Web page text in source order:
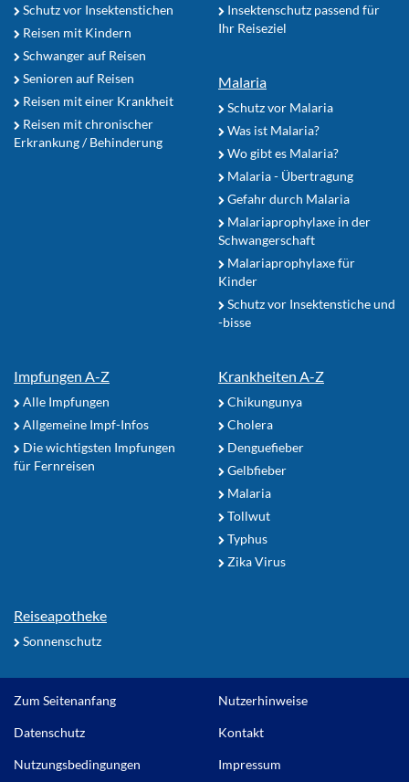
Schutz vor Insektenstichen
Reisen mit Kindern
Schwanger auf Reisen
Senioren auf Reisen
Reisen mit einer Krankheit
Reisen mit chronischer
Erkrankung / Behinderung
Insektenschutz passend für
Ihr Reiseziel
Malaria
Schutz vor Malaria
Was ist Malaria?
Wo gibt es Malaria?
Malaria - Übertragung
Gefahr durch Malaria
Malariaprophylaxe in der
Schwangerschaft
Malariaprophylaxe für
Kinder
Schutz vor Insektenstiche und
-bisse
Impfungen A-Z
Alle Impfungen
Allgemeine Impf-Infos
Die wichtigsten Impfungen
für Fernreisen
Krankheiten A-Z
Chikungunya
Cholera
Denguefieber
Gelbfieber
Malaria
Tollwut
Typhus
Zika Virus
Reiseapotheke
Sonnenschutz
Zum Seitenanfang Nutzerhinweise
Datenschutz Kontakt
Nutzungsbedingungen Impressum